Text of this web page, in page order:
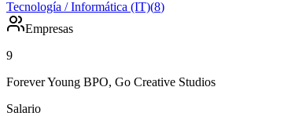
Tecnología / Informática (IT)(8)
Empresas
9
Forever Young BPO, Go Creative Studios
Salario